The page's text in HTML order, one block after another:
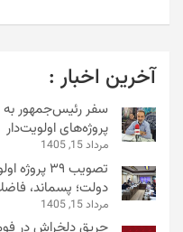
آخرین اخبار :
سفر رئیس‌جمهور به
پروژه‌های اولویت‌دار
مرداد 15, 1405
تصویب ۳۹
دولت؛ پسماند،
مرداد 15, 1405